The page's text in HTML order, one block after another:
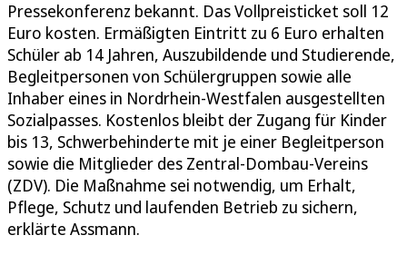
Pressekonferenz bekannt. Das Vollpreisticket soll 12
Euro kosten. Ermäßigten Eintritt zu 6 Euro erhalten
Schüler ab 14 Jahren, Auszubildende und Studierende,
Begleitpersonen von Schülergruppen sowie alle
Inhaber eines in Nordrhein-Westfalen ausgestellten
Sozialpasses. Kostenlos bleibt der Zugang für Kinder
bis 13, Schwerbehinderte mit je einer Begleitperson
sowie die Mitglieder des Zentral-Dombau-Vereins
(ZDV). Die Maßnahme sei notwendig, um Erhalt,
Pflege, Schutz und laufenden Betrieb zu sichern,
erklärte Assmann.